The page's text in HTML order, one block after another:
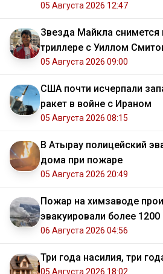
05 Августа 2026 12:47
Звезда Майкла
триллере с Уиллом
05 Августа 2026 09:00
США почти исчерпали
ракет в войне с Ираном
05 Августа 2026 08:15
В Атырау полицейский
дома при пожаре
05 Августа 2026 20:49
Пожар на химзаводе
эвакуировали более 1200
06 Августа 2026 04:56
Три года насилия, три
05 Августа 2026 18:02